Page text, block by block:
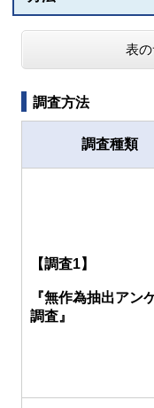
表
調査方法
調査種類
【調査1】
『無作為抽出アン
調査』